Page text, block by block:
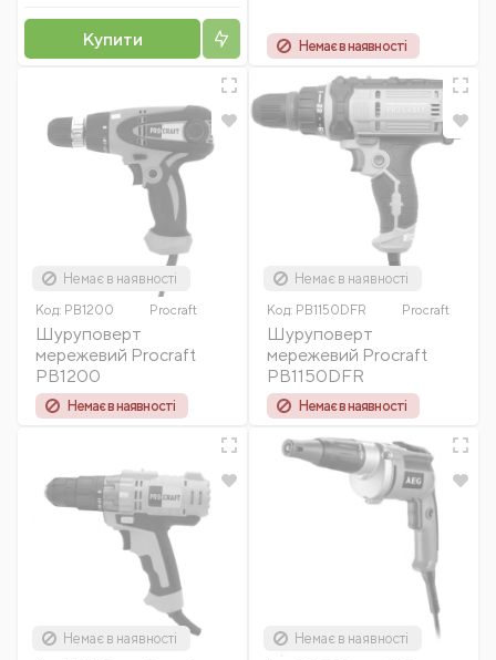
Купити Немає в наявності
Немає в наявності
Код: PB1200 Procraft
Шуруповерт
мережевий Procraft
PB1200
Немає в наявності
Немає в наявності
Код: PB1150DFR Procraft
Шуруповерт
мережевий Procraft
PB1150DFR
Немає в наявності
Немає в наявності
Немає в наявності